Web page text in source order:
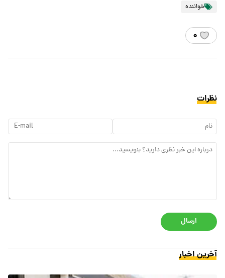
خواننده
۰
نظرات
ارسال
آخرین اخبار